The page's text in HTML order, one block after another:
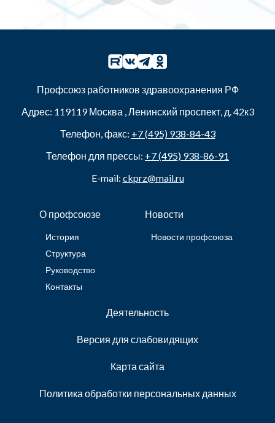
Профсоюз работников здравоохранения РФ
Адрес: 119119Москва ,Ленинский проспект, д. 42к3
Телефон, факс: +7 (495) 938-84-43
Телефон для прессы: +7 (495) 938-86-91
E-mail: ckprz@mail.ru
О профсоюзе
История
Структура
Руководство
Контакты
Новости
Новости профсоюза
Деятельность
Версия для слабовидящих
Карта сайта
Политика обработки персональных данных